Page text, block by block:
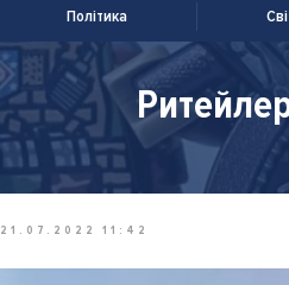
Політика
21.07.2022 11:42